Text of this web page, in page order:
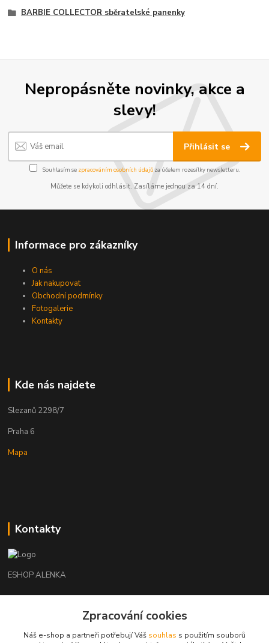
BARBIE COLLECTOR sběratelské panenky
Nepropásněte novinky, akce a
slevy!
Přihlásit se
Souhlasím se zpracováním osobních údajůza účelem rozesílky newsletteru.
Můžete se kdykoli odhlásit. Zasíláme jednou za 14 dní.
Informace pro zákazníky
O nás
Jak nakupovat
Obchodní podmínky
Fotogalerie
Kontakty
Kde nás najdete
Slezanů 2298/7
Praha 6
Mapa
Kontakty
ESHOP ALENKA
+420602541312Zpracování cookies
Náš e-shop a partneři potřebují Váš souhlas s použitím souborů